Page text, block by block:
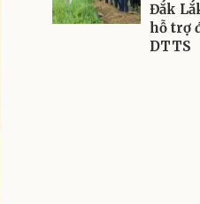
Đắk
hỗ trợ
DTTS